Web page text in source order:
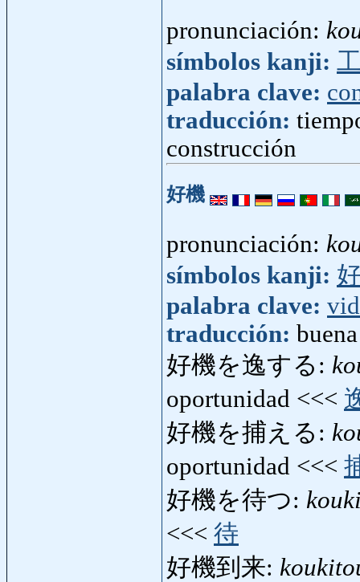
pronunciación:
símbolos kanji:
palabra clave:
traducción:
construcción
好機
pronunciación:
símbolos kanji:
palabra clave:
traducción:
好機を逸する:
oportunidad <<<
好機を捕える:
oportunidad <<<
好機を待つ:
<<< 待
好機到来: